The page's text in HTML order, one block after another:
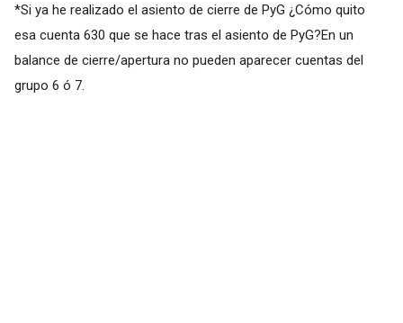
*Si ya he realizado el asiento de cierre de PyG ¿Cómo quito
esa cuenta 630 que se hace tras el asiento de PyG?En un
balance de cierre/apertura no pueden aparecer cuentas del
grupo 6 ó 7.